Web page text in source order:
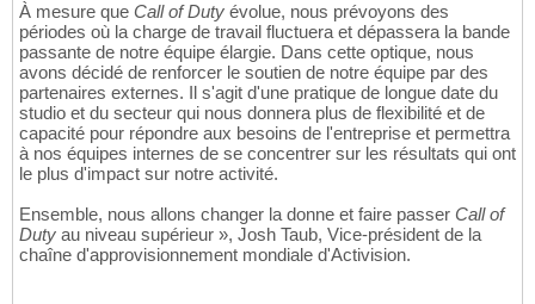
À mesure que Call of Duty évolue, nous prévoyons des
périodes où la charge de travail fluctuera et dépassera la bande
passante de notre équipe élargie. Dans cette optique, nous
avons décidé de renforcer le soutien de notre équipe par des
partenaires externes. Il s'agit d'une pratique de longue date du
studio et du secteur qui nous donnera plus de flexibilité et de
capacité pour répondre aux besoins de l'entreprise et permettra
à nos équipes internes de se concentrer sur les résultats qui ont
le plus d'impact sur notre activité.
Ensemble, nous allons changer la donne et faire passer Call of
Duty au niveau supérieur », Josh Taub, Vice-président de la
chaîne d'approvisionnement mondiale d'Activision.